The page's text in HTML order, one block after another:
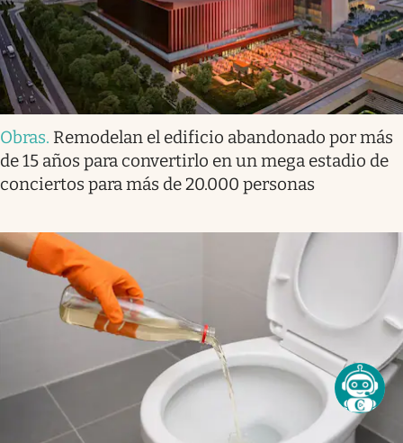
Obras. Remodelan el edificio abandonado por más
de 15 años para convertirlo en un mega estadio de
conciertos para más de 20.000 personas